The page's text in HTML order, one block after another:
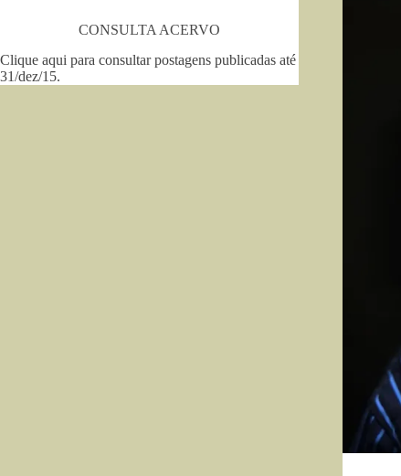
CONSULTA ACERVO
Clique aqui para consultar postagens publicadas até
31/dez/15.